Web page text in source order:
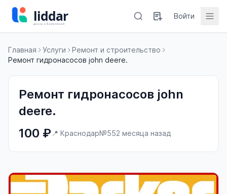
Войти
Главная Услуги
Ремонт и строительство
Ремонт гидронасосов john deere.
Ремонт гидронасосов john
deere.
100 ₽ 📍 Краснодар№552 месяца назад